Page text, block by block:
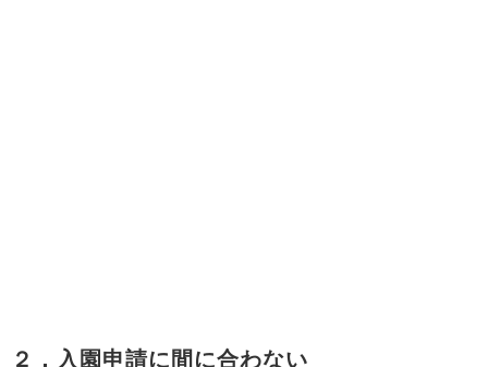
２．入園申請に間に合わない